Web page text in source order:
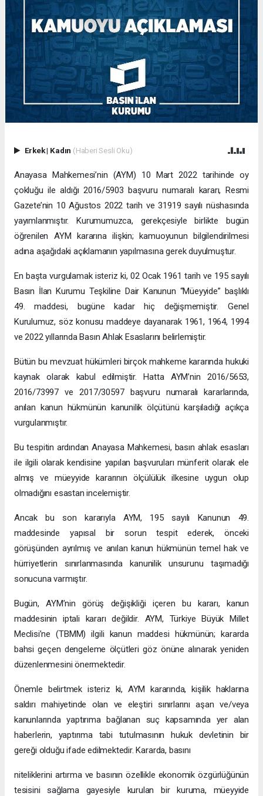
Erkek| Kadın (Haberi Sesli Oku)
Anayasa Mahkemesi’nin (AYM) 10 Mart 2022 tarihinde oy
çokluğu ile aldığı 2016/5903 başvuru numaralı kararı, Resmi
Gazete’nin 10 Ağustos 2022 tarih ve 31919 sayılı nüshasında
yayımlanmıştır. Kurumumuzca, gerekçesiyle birlikte bugün
öğrenilen AYM kararına ilişkin; kamuoyunun bilgilendirilmesi
adına aşağıdaki açıklamanın yapılmasına gerek duyulmuştur.
En başta vurgulamak isteriz ki, 02 Ocak 1961 tarih ve 195 sayılı
Basın İlan Kurumu Teşkiline Dair Kanunun “Müeyyide” başlıklı
49. maddesi, bugüne kadar hiç değişmemiştir. Genel
Kurulumuz, söz konusu maddeye dayanarak 1961, 1964, 1994
ve 2022 yıllarında Basın Ahlak Esaslarını belirlemiştir.
Bütün bu mevzuat hükümleri birçok mahkeme kararında hukuki
kaynak olarak kabul edilmiştir. Hatta AYM’nin 2016/5653,
2016/73997 ve 2017/30597 başvuru numaralı kararlarında,
anılan kanun hükmünün kanunilik ölçütünü karşıladığı açıkça
vurgulanmıştır.
Bu tespitin ardından Anayasa Mahkemesi, basın ahlak esasları
ile ilgili olarak kendisine yapılan başvuruları münferit olarak ele
almış ve müeyyide kararının ölçülülük ilkesine uygun olup
olmadığını esastan incelemiştir.
Ancak bu son kararıyla AYM, 195 sayılı Kanunun 49.
maddesinde yapısal bir sorun tespit ederek, önceki
görüşünden ayrılmış ve anılan kanun hükmünün temel hak ve
hürriyetlerin sınırlanmasında kanunilik unsurunu taşımadığı
sonucuna varmıştır.
Bugün, AYM’nin görüş değişikliği içeren bu kararı, kanun
maddesinin iptali kararı değildir. AYM, Türkiye Büyük Millet
Meclisi’ne (TBMM) ilgili kanun maddesi hükmünün; kararda
bahsi geçen dengeleme ölçütleri göz önüne alınarak yeniden
düzenlenmesini önermektedir.
Önemle belirtmek isteriz ki, AYM kararında, kişilik haklarına
saldırı mahiyetinde olan ve eleştiri sınırlarını aşan ve/veya
kanunlarında yaptırıma bağlanan suç kapsamında yer alan
haberlerin, yaptırıma tabi tutulmasının hukuk devletinin bir
gereği olduğu ifade edilmektedir. Kararda, basını
niteliklerini artırma ve basının özellikle ekonomik özgürlüğünün
tesisini sağlama gayesiyle kurulan bir kuruma, müeyyide